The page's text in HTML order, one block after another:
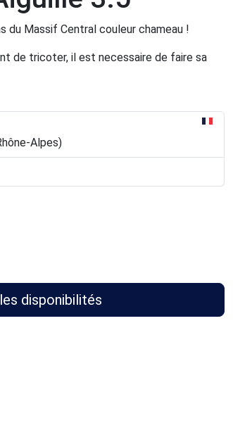
du Massif Central couleur chameau !
de tricoter, il est necessaire de faire sa
Alpes)
disponibilités